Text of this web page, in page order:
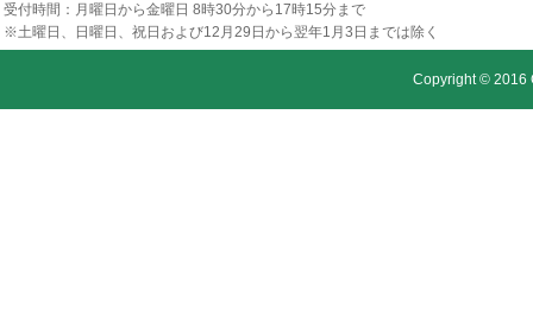
受付時間：月曜日から金曜日 8時30分から17時15分まで
※土曜日、日曜日、祝日および12月29日から翌年1月3日までは除く
Copyright © 2016